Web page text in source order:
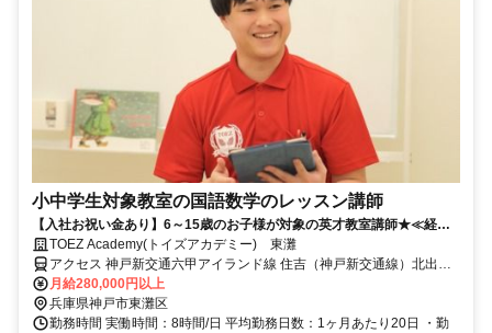
小中学生対象教室の国語数学のレッスン講師
【入社お祝い金あり】6～15歳のお子様が対象の英才教室講師★≪経験/
資格不要≫
TOEZ Academy(トイズアカデミー) 東灘
アクセス 神戸新交通六甲アイランド線 住吉（神戸新交通線）北出口
徒歩約3分、ＪＲ東海道本線 住吉（東海道本線）北出口徒歩約3分
月給280,000円以上
兵庫県神戸市東灘区
勤務時間 実働時間：8時間/日 平均勤務日数：1ヶ月あたり20日 ・勤